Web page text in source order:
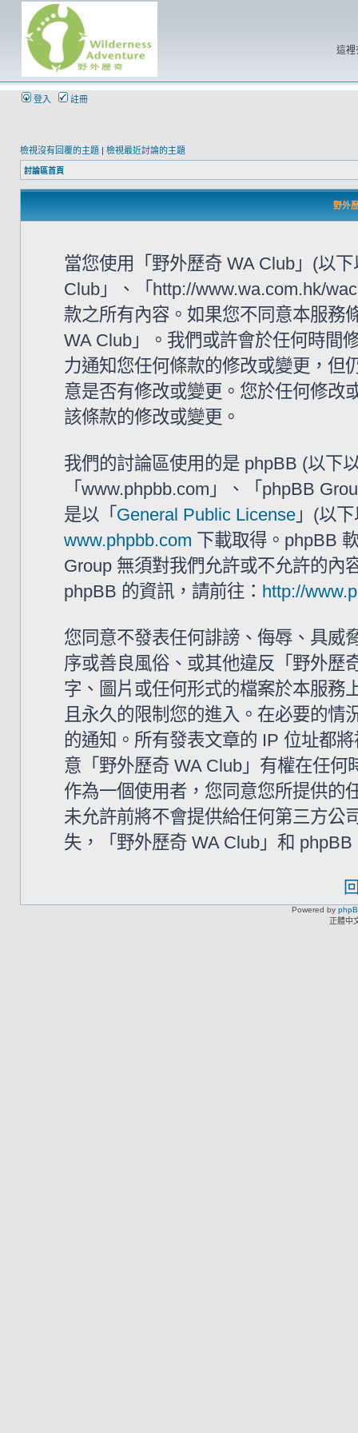
這裡
登入 註冊
檢視沒有回覆的主題 | 檢視最近討論的主題
討論區首頁
野外
當您使用「野外歷奇 WA Club」(以
Club」、「http://www.wa.com.hk/
款之所有內容。如果您不同意本服務
WA Club」。我們或許會於任何時間
力通知您任何條款的修改或變更，但
意是否有修改或變更。您於任何修改
該條款的修改或變更。
我們的討論區使用的是 phpBB (以下
「www.phpbb.com」、「phpBB
是以「 General Public License 」(以
www.phpbb.com 下載取得。phpBB
Group 無須對我們允許或不允許的內
phpBB 的資訊，請前往： http://
您同意不發表任何誹謗、侮辱、具威
序或善良風俗、或其他違反「野外歷
字、圖片或任何形式的檔案於本服務
且永久的限制您的進入。在必要的情
的通知。所有發表文章的 IP 位址都
意「野外歷奇 WA Club」有權在任
作為一個使用者，您同意您所提供的
未允許前將不會提供給任何第三方公
失，「野外歷奇 WA Club」和
Powered by
正體中